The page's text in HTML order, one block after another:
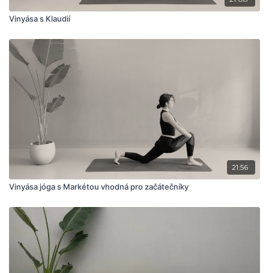
Vinyása s Klaudií
21:56
Vinyása jóga s Markétou vhodná pro začátečníky